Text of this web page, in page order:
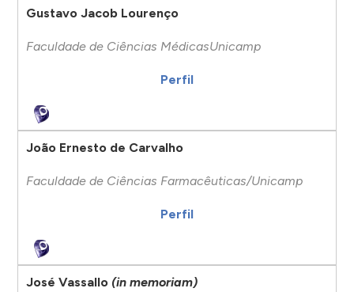
Gustavo Jacob Lourenço
Faculdade de Ciências MédicasUnicamp
Perfil
João Ernesto de Carvalho
Faculdade de Ciências Farmacêuticas/Unicamp
Perfil
José Vassallo (in memoriam)